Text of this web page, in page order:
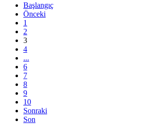
Başlangıç
Önceki
1
2
3
4
...
6
7
8
9
10
Sonraki
Son